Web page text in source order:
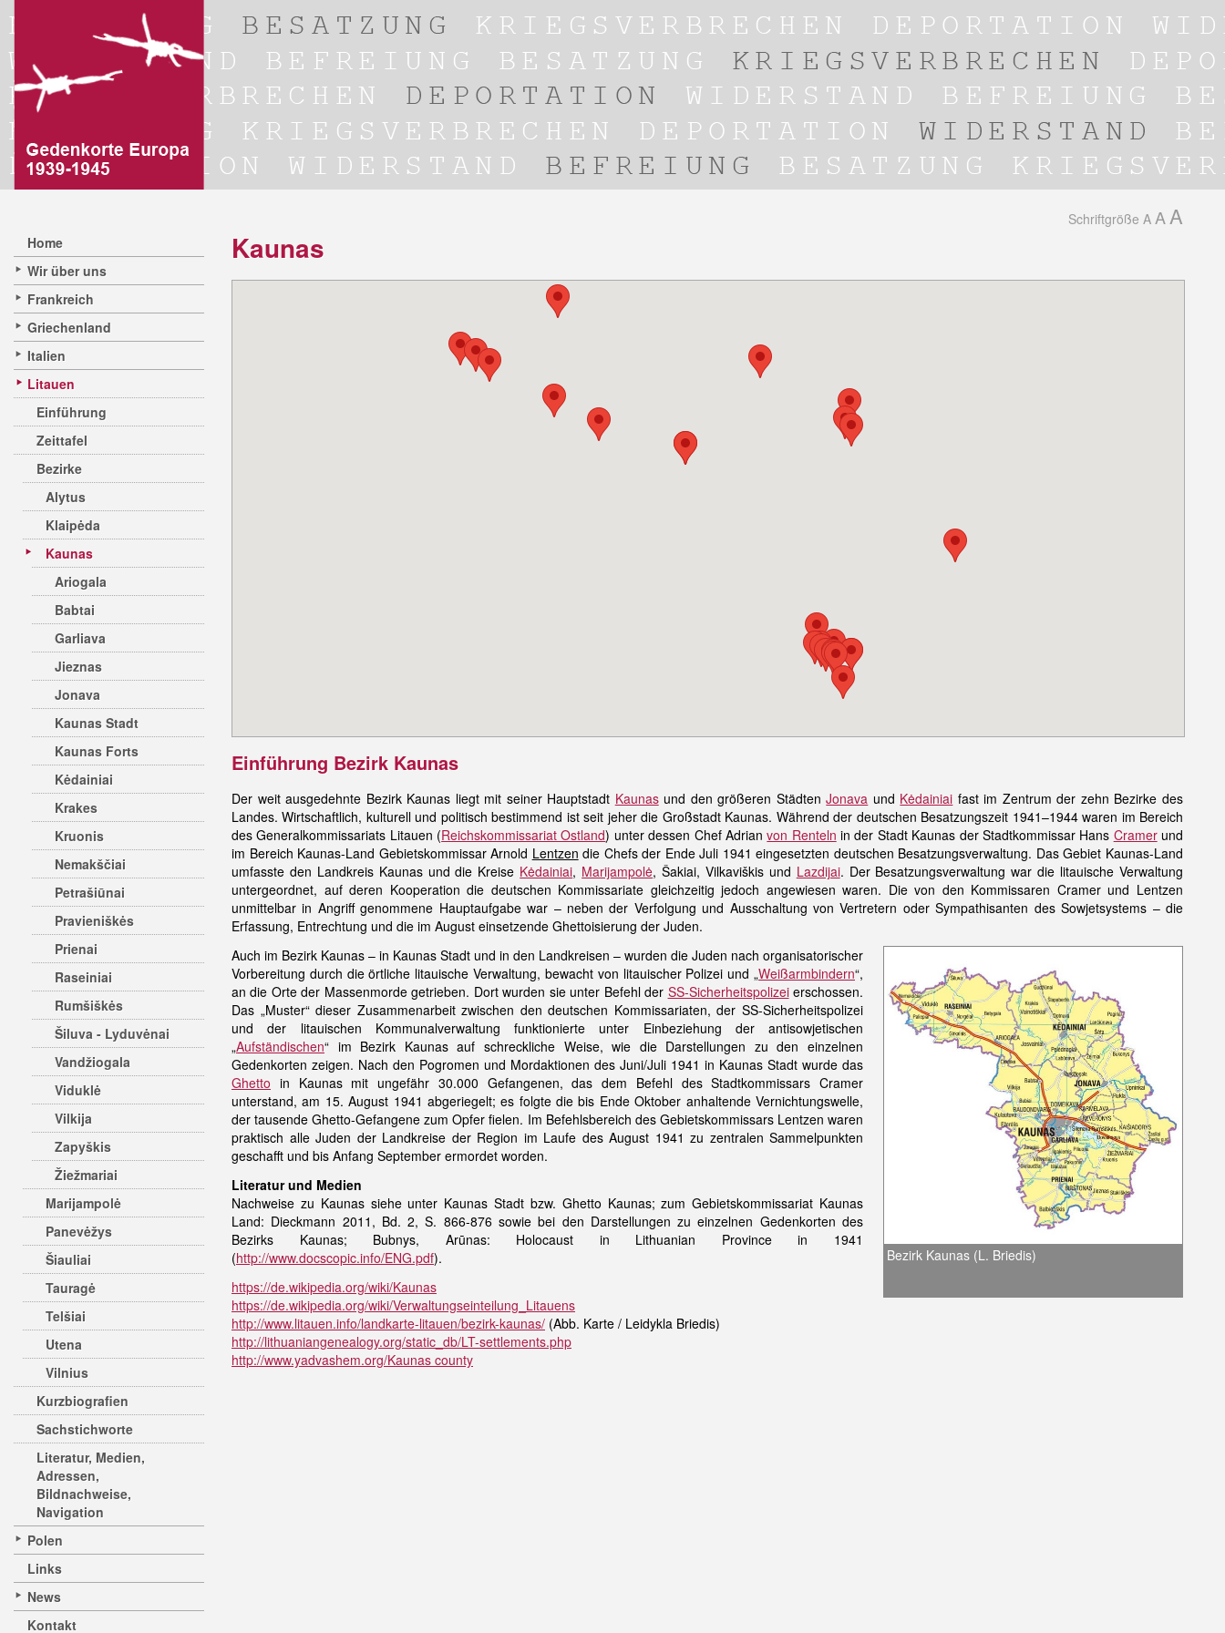
Home
Wir über uns
Frankreich
Griechenland
Italien
Litauen
Einführung
Zeittafel
Bezirke
Alytus
Klaipėda
Kaunas
Ariogala
Babtai
Garliava
Jieznas
Jonava
Kaunas Stadt
Kaunas Forts
Kėdainiai
Krakes
Kruonis
Nemakščiai
Petrašiūnai
Pravieniškės
Prienai
Raseiniai
Rumšiškės
Šiluva - Lyduvėnai
Vandžiogala
Viduklė
Vilkija
Zapyškis
Žiežmariai
Marijampolė
Panevėžys
Šiauliai
Tauragė
Telšiai
Utena
Vilnius
Kurzbiografien
Sachstichworte
Literatur, Medien,
Adressen,
Bildnachweise,
Navigation
Polen
Links
News
Kontakt
Schriftgröße A A A
Kaunas
Einführung Bezirk Kaunas
Der weit ausgedehnte Bezirk Kaunas liegt mit seiner Hauptstadt Kaunasund den größeren StädtenJonava und Kėdainiai fast im Zentrum der zehn Bezirke des
Landes. Wirtschaftlich, kulturell und politisch bestimmend ist seit jeher die Großstadt Kaunas. Während der deutschen Besatzungszeit 1941–1944 waren im Bereich
des Generalkommissariats Litauen (Reichskommissariat Ostland) unter dessen Chef Adrianvon Renteln in der Stadt Kaunas der Stadtkommissar Hans Cramerund
im Bereich Kaunas-Land Gebietskommissar Arnold Lentzen die Chefs der Ende Juli 1941 eingesetzten deutschen Besatzungsverwaltung. Das Gebiet Kaunas-Land
umfasste den Landkreis Kaunas und die Kreise Kėdainiai, Marijampolė, Šakiai, Vilkaviškis und Lazdijai. Der Besatzungsverwaltung war die litauische Verwaltung
untergeordnet, auf deren Kooperation die deutschen Kommissariate gleichzeitig jedoch angewiesen waren. Die von den Kommissaren Cramer und Lentzen
unmittelbar in Angriff genommene Hauptaufgabe war – neben der Verfolgung und Ausschaltung von Vertretern oder Sympathisanten des Sowjetsystems – die
Erfassung, Entrechtung und die im August einsetzende Ghettoisierung der Juden.
Bezirk Kaunas (L. Briedis)
Auch im Bezirk Kaunas – in Kaunas Stadt und in den Landkreisen – wurden die Juden nach organisatorischer
Vorbereitung durch die örtliche litauische Verwaltung, bewacht von litauischer Polizei und „Weißarmbindern“,
an die Orte der Massenmorde getrieben. Dort wurden sie unter Befehl der SS-Sicherheitspolizeierschossen.
Das „Muster“ dieser Zusammenarbeit zwischen den deutschen Kommissariaten, der SS-Sicherheitspolizei
und der litauischen Kommunalverwaltung funktionierte unter Einbeziehung der antisowjetischen
„Aufständischen“ im Bezirk Kaunas auf schreckliche Weise, wie die Darstellungen zu den einzelnen
Gedenkorten zeigen. Nach den Pogromen und Mordaktionen des Juni/Juli 1941 in Kaunas Stadt wurde das
Ghetto in Kaunas mit ungefähr 30.000 Gefangenen, das dem Befehl des Stadtkommissars Cramer
unterstand, am 15. August 1941 abgeriegelt; es folgte die bis Ende Oktober anhaltende Vernichtungswelle,
der tausende Ghetto-Gefangene zum Opfer fielen. Im Befehlsbereich des Gebietskommissars Lentzen waren
praktisch alle Juden der Landkreise der Region im Laufe des August 1941 zu zentralen Sammelpunkten
geschafft und bis Anfang September ermordet worden.
Literatur und Medien
Nachweise zu Kaunas siehe unter Kaunas Stadt bzw. Ghetto Kaunas; zum Gebietskommissariat Kaunas
Land: Dieckmann 2011, Bd. 2, S. 866-876 sowie bei den Darstellungen zu einzelnen Gedenkorten des
Bezirks Kaunas; Bubnys, Arūnas: Holocaust in Lithuanian Province in 1941
(http://www.docscopic.info/ENG.pdf).
https://de.wikipedia.org/wiki/Kaunas
https://de.wikipedia.org/wiki/Verwaltungseinteilung_Litauens
http://www.litauen.info/landkarte-litauen/bezirk-kaunas/ (Abb. Karte / Leidykla Briedis)
http://lithuaniangenealogy.org/static_db/LT-settlements.php
http://www.yadvashem.org/Kaunas county